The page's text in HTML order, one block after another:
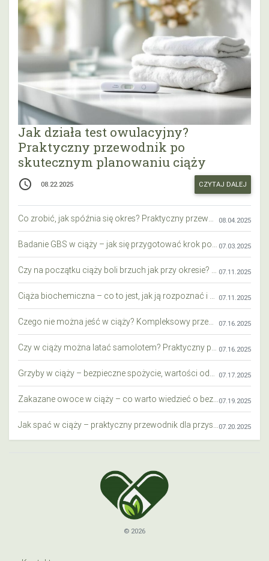
Jak działa test owulacyjny?
Praktyczny przewodnik po
skutecznym planowaniu ciąży
access_time 08.22.2025 CZYTAJ DALEJ
08.04.2025
07.03.2025
07.11.2025
07.11.2025
07.16.2025
07.16.2025
07.17.2025
07.19.2025
07.20.2025
© 2026